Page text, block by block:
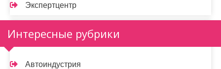
Экспертцентр
Интересные рубрики
Автоиндустрия